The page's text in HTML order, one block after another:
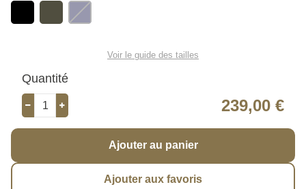
Voir le guide des tailles
Quantité
239,00 €
Ajouter au panier
Ajouter aux favoris